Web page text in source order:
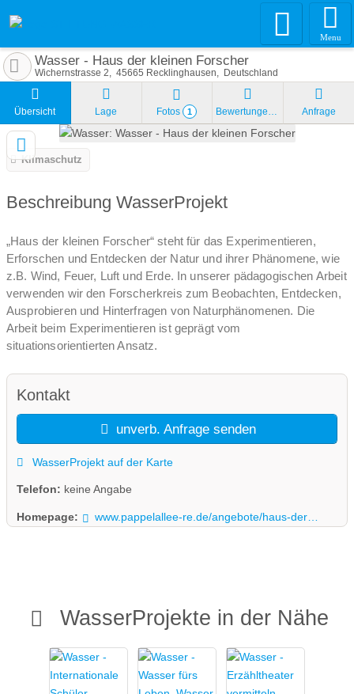
Menu
Wasser - Haus der kleinen Forscher
Wichernstrasse 2 45665 Recklinghausen Deutschland
Übersicht Lage Fotos 1 Bewertungen Anfrage
Klimaschutz
Beschreibung WasserProjekt
„Haus der kleinen Forscher“ steht für das Experimentieren,
Erforschen und Entdecken der Natur und ihrer Phänomene, wie
z.B. Wind, Feuer, Luft und Erde. In unserer pädagogischen Arbeit
verwenden wir den Forscherkreis zum Beobachten, Entdecken,
Ausprobieren und Hinterfragen von Naturphänomenen. Die
Arbeit beim Experimentieren ist geprägt vom
situationsorientierten Ansatz.
Kontakt
unverb. Anfrage senden
WasserProjekt auf der Karte
Telefon: keine Angabe
Homepage: www.pappelallee-re.de/angebote/haus-der-kleinen-forscher/
WasserProjekte in der Nähe